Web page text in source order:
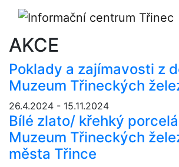
AKCE
Poklady a zajímavosti z
Muzeum Třineckých
26.4.2024 - 15.11.2024
Bílé zlato/ křehký
Muzeum Třineckých
města Třince